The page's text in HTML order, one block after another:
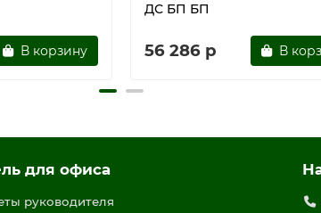
В корзину
ДС БП БП
56 286 р В
для офиса
руководителя